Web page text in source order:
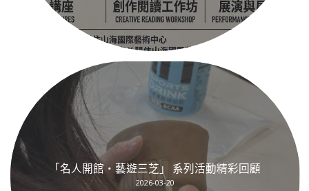
「名人開館・藝遊三芝」 系列活動精彩回顧
2026-03-20